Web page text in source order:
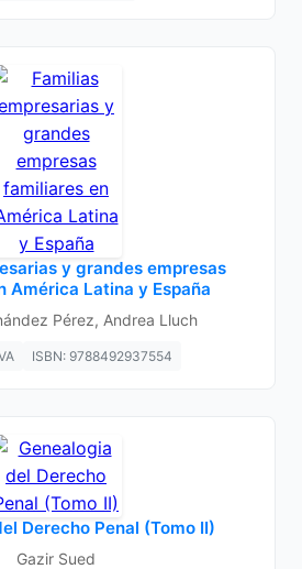
y grandes empresas
América Latina y España
Pérez, Andrea Lluch
ISBN: 9788492937554
Derecho Penal (Tomo II)
Gazir Sued